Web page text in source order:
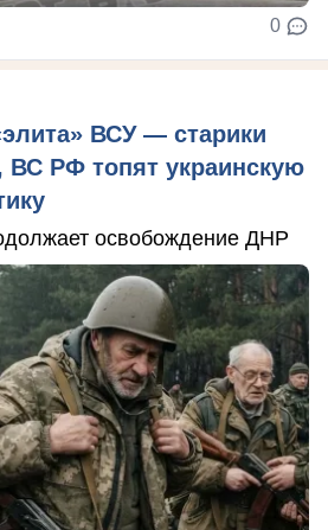
0
ВСУ — старики
ВС РФ топят украинскую
освобождение ДНР